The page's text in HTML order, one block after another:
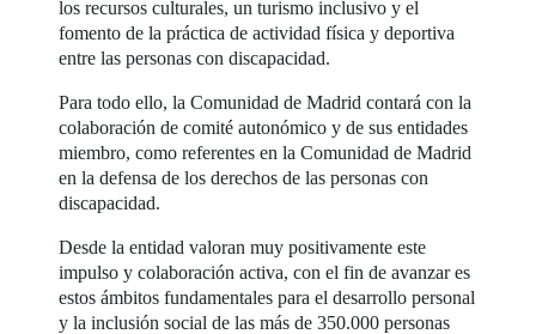
los recursos culturales, un turismo inclusivo y el
fomento de la práctica de actividad física y deportiva
entre las personas con discapacidad.
Para todo ello, la Comunidad de Madrid contará con la
colaboración de comité autonómico y de sus entidades
miembro, como referentes en la Comunidad de Madrid
en la defensa de los derechos de las personas con
discapacidad.
Desde la entidad valoran muy positivamente este
impulso y colaboración activa, con el fin de avanzar es
estos ámbitos fundamentales para el desarrollo personal
y la inclusión social de las más de 350.000 personas